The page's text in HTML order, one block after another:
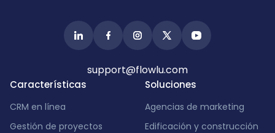
Características
CRM en línea
Gestión de proyectos
Soluciones
Agencias de marketing
Edificación y construcción
support@flowlu.com